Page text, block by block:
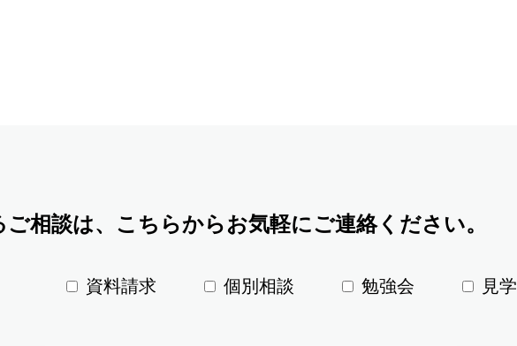
相談は、 こちらからお気軽にご連絡ください。
資料請求 個別相談 勉強会 見